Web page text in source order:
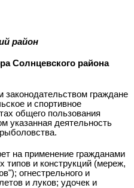
район
Солнцевского района
граждане
и спортивное
общего пользования
указанная деятельность
на применение гражданами
типов и конструкций (мереж,
огнестрельного и
и луков; удочек и